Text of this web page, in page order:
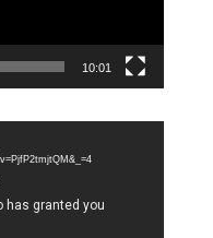
10:01